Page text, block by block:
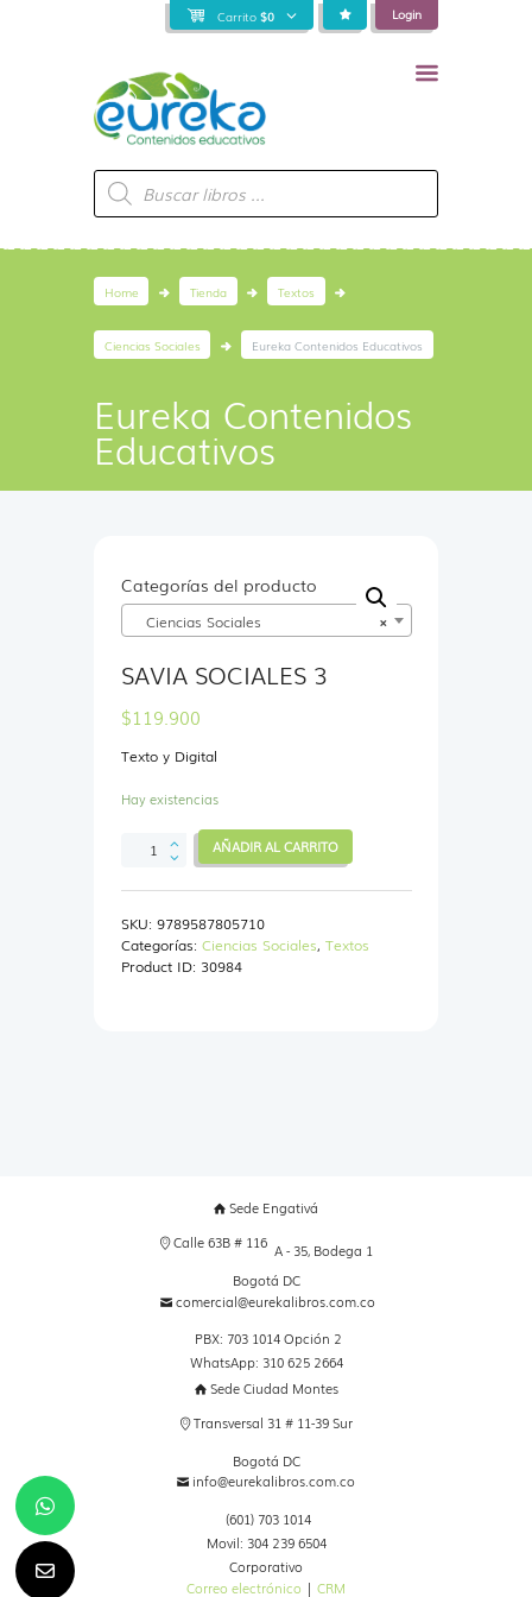
Carrito $0 Login
Búsqueda
de
productos
Home Tienda Textos
Ciencias Sociales Eureka Contenidos Educativos
Eureka Contenidos
Educativos
Categorías del producto
×
Ciencias Sociales
SAVIA SOCIALES 3
$119.900
Texto y Digital
Hay existencias
SAVIA
SOCIALES
3
AÑADIR AL CARRITO
SKU: 9789587805710
Categorías: Ciencias Sociales, Textos
Product ID: 30984
Sede Engativá
Calle 63B # 116 A - 35, Bodega 1
Bogotá DC
comercial@eurekalibros.com.co
PBX: 703 1014 Opción 2
WhatsApp: 310 625 2664
Sede Ciudad Montes
Transversal 31 # 11-39 Sur
Bogotá DC
info@eurekalibros.com.co
(601) 703 1014
Movil: 304 239 6504
Corporativo
Correo electrónico | CRM